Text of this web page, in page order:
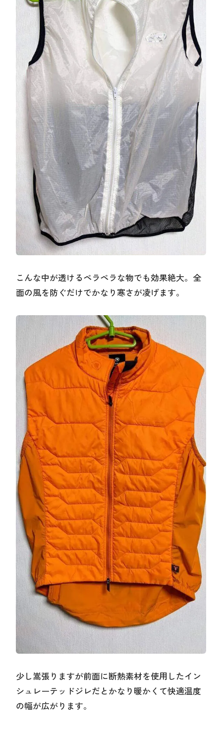
こんな中が透けるペラペラな物でも効果絶大。全
面の風を防ぐだけでかなり寒さが凌げます。
少し嵩張りますが前面に断熱素材を使用したイン
シュレーテッドジレだとかなり暖かくて快適温度
の幅が広がります。